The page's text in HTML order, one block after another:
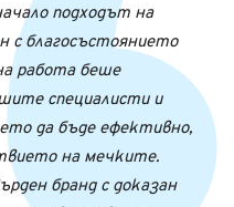
подходът на
с благосъстоянието
работа беше
специалисти и
да бъде ефективно,
на мечките.
бранд с доказан